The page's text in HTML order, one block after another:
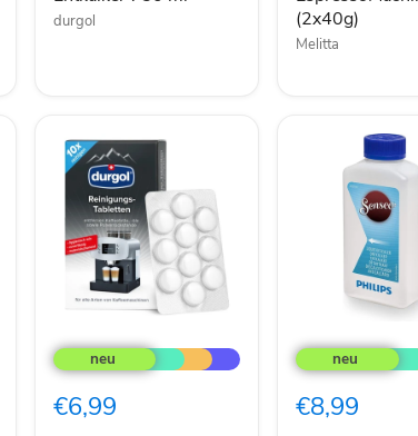
durgol
(2x40g)
Melitta
551
Hausgeräte-
Kaffeemaschine
€6,99
SENSEO®
CA6520/00
Einzelpack
€8,99